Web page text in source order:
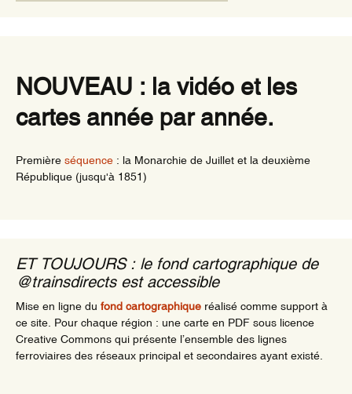
NOUVEAU : la vidéo et les
cartes année par année.
Première séquence : la Monarchie de Juillet et la deuxième
République (jusqu'à 1851)
ET TOUJOURS : le fond cartographique de
@trainsdirects est accessible
Mise en ligne du fond cartographique réalisé comme support à
ce site. Pour chaque région : une carte en PDF sous licence
Creative Commons qui présente l’ensemble des lignes
ferroviaires des réseaux principal et secondaires ayant existé.